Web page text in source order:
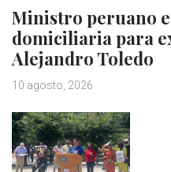
Ministro peruano
domiciliaria para
Alejandro Toledo
10 agosto, 2026